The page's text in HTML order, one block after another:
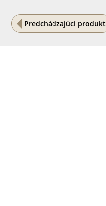
Predchádzajúci produkt